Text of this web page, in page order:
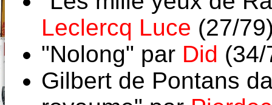
Leclercq Luce (27/
"Nolong" par Did (34/
Gilbert de Pontans